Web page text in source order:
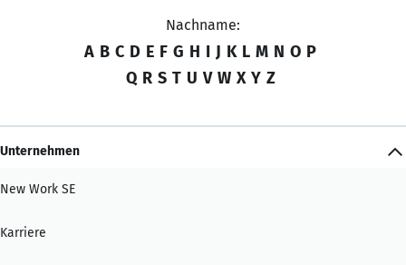
Nachname:
A B C D E F G H I J K L M N O P
Q R S T U V W X Y Z
Unternehmen
New Work SE
Karriere